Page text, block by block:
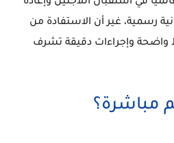
رسمية، غير أن الاستفادة من
وإجراءات دقيقة تشرف
مباشرة؟